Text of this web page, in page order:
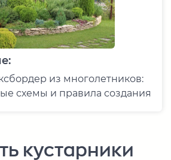
из многолетников:
схемы и правила создания
кустарники